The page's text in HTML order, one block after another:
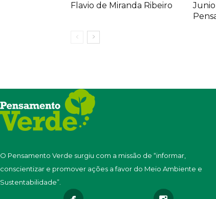
Flavio de Miranda Ribeiro
O Pensamento Verde surgiu com a missão de “informar,
conscientizar e promover ações a favor do Meio Ambiente e
Sustentabilidade”.